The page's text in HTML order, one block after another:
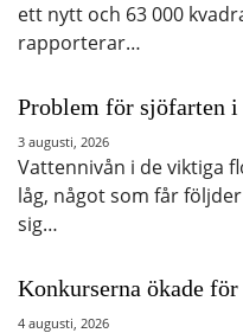
ett nytt och 63 000
rapporterar…
Problem för sjöfarten i
3 augusti, 2026
Vattennivån i de viktiga
låg, något som får
sig…
Konkurserna ökade
4 augusti, 2026